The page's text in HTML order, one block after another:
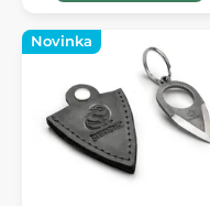
Novinka